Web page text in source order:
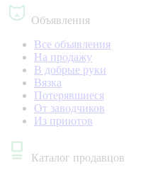
Объявления
Все объявления
На продажу
В добрые руки
Вязка
Потерявшиеся
От заводчиков
Из приютов
Каталог продавцов